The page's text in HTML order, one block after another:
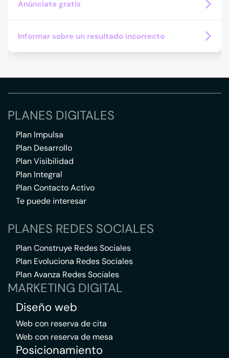
Anúnciate gratis
Informar sobre un resultado incorrecto
PLANES DIGITALES
Plan Impulsa
Plan Desarrollo
Plan Visibilidad
Plan Integral
Plan Contacto Activo
Te puede interesar
PLANES REDES SOCIALES
Plan Construye Redes Sociales
Plan Evoluciona Redes Sociales
Plan Avanza Redes Sociales
MARKETING DIGITAL
Diseño web
Web con reserva de cita
Web con reserva de mesa
Posicionamiento